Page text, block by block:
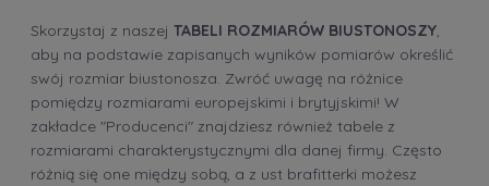
Skorzystaj z naszej TABELI ROZMIARÓW BIUSTONOSZY,
aby na podstawie zapisanych wyników pomiarów określić
swój rozmiar biustonosza. Zwróć uwagę na różnice
pomiędzy rozmiarami europejskimi i brytyjskimi! W
zakładce "Producenci" znajdziesz również tabele z
rozmiarami charakterystycznymi dla danej firmy. Często
różnią się one między sobą, a z ust brafitterki możesz